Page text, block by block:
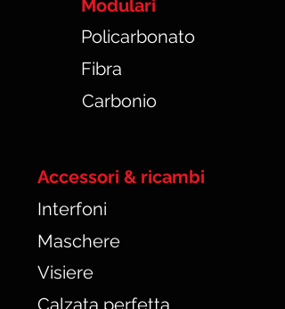
Modulari
Policarbonato
Fibra
Carbonio
Accessori & ricambi
Interfoni
Maschere
Visiere
Calzata perfetta